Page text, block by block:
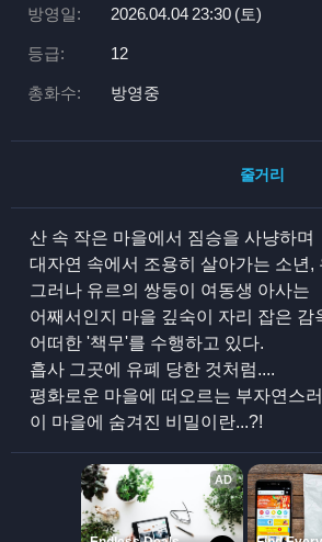
방영일: 2026.04.04 23:30 (토)
등급: 12
총화수: 방영중
줄거리
산 속 작은 마을에서 짐승을 사냥하며
대자연 속에서 조용히 살아가는 소년,
그러나 유르의 쌍둥이 여동생 아사는
어째서인지 마을 깊숙이 자리 잡은 감
어떠한 '책무'를 수행하고 있다.
흡사 그곳에 유폐 당한 것처럼....
평화로운 마을에 떠오르는 부자연스
이 마을에 숨겨진 비밀이란...?!